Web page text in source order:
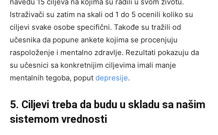
Istraživači su zatim na skali od 1 do 5 ocenili koliko su
ciljevi svake osobe specifični. Takođe su tražili od
učesnika da popune ankete kojima se procenjuju
raspoloženje i mentalno zdravlje. Rezultati pokazuju da
su učesnici sa konkretnijim ciljevima imali manje
mentalnih tegoba, poput depresije.
5. Ciljevi treba da budu u skladu sa našim
sistemom vrednosti